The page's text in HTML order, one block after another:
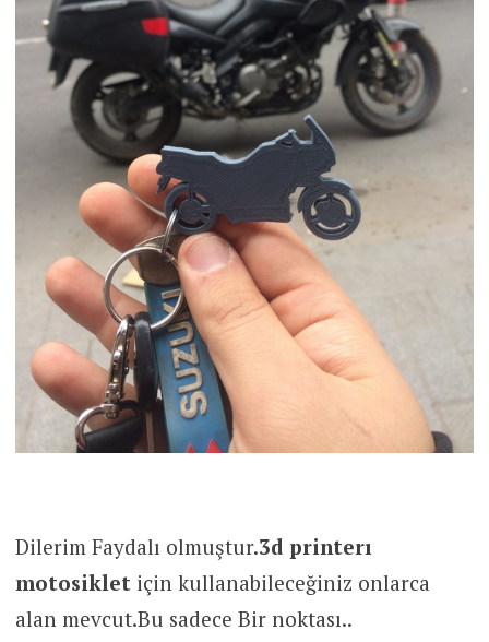
Dilerim Faydalı olmuştur.3d printerı
motosikletiçin kullanabileceğiniz onlarca
alan mevcut.Bu sadece Bir noktası..